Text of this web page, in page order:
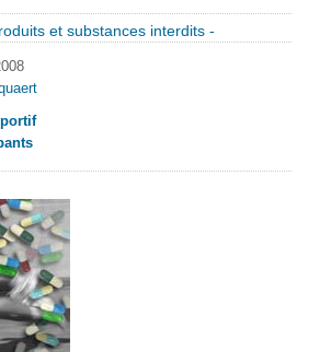
et substances interdits -